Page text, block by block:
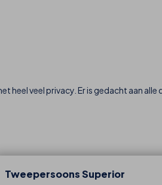
heel veel privacy. Er is gedacht aan
Tweepersoons Superior